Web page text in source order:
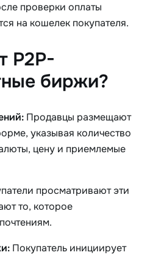
проверки оплаты
на кошелек покупателя.
P2P-
биржи?
Продавцы размещают
указывая количество
цену и приемлемые
просматривают эти
то, которое
Покупатель инициирует